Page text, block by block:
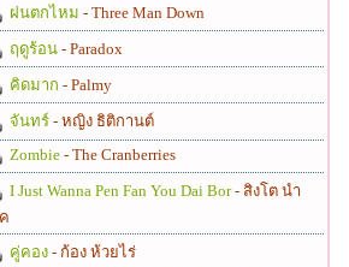
ฝนตกไหม - Three Man Down
ฤดูร้อน - Paradox
คิดมาก - Palmy
จันทร์ - หญิง ธิติกานต์
Zombie - The Cranberries
I Just Wanna Pen Fan You Dai Bor- สิงโต นำ
คู่คอง - ก้อง ห้วยไร่